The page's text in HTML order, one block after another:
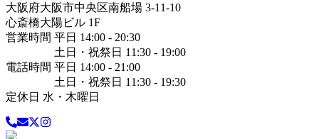
大阪府大阪市中央区南船場 3-11-10
心斎橋大陽ビル 1F
営業時間 平日 14:00 - 20:30
土日・祝祭日 11:30 - 19:00
電話時間 平日 14:00 - 21:00
土日・祝祭日 11:30 - 19:30
定休日 水・木曜日